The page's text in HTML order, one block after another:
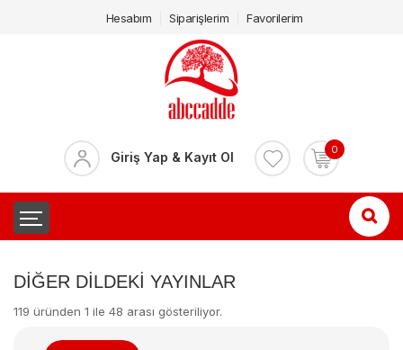
Hesabım Siparişlerim Favorilerim
Giriş Yap & Kayıt Ol 0
DIĞER DILDEKI YAYINLAR
119 üründen 1 ile 48 arası gösteriliyor.